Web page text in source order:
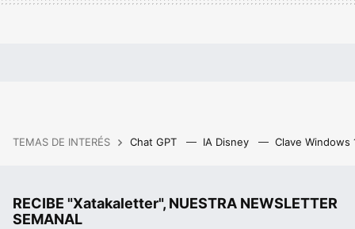
TEMAS DE INTERÉS Chat GPT IA Disney Clave Windows
RECIBE "Xatakaletter", NUESTRA NEWSLETTER
SEMANAL